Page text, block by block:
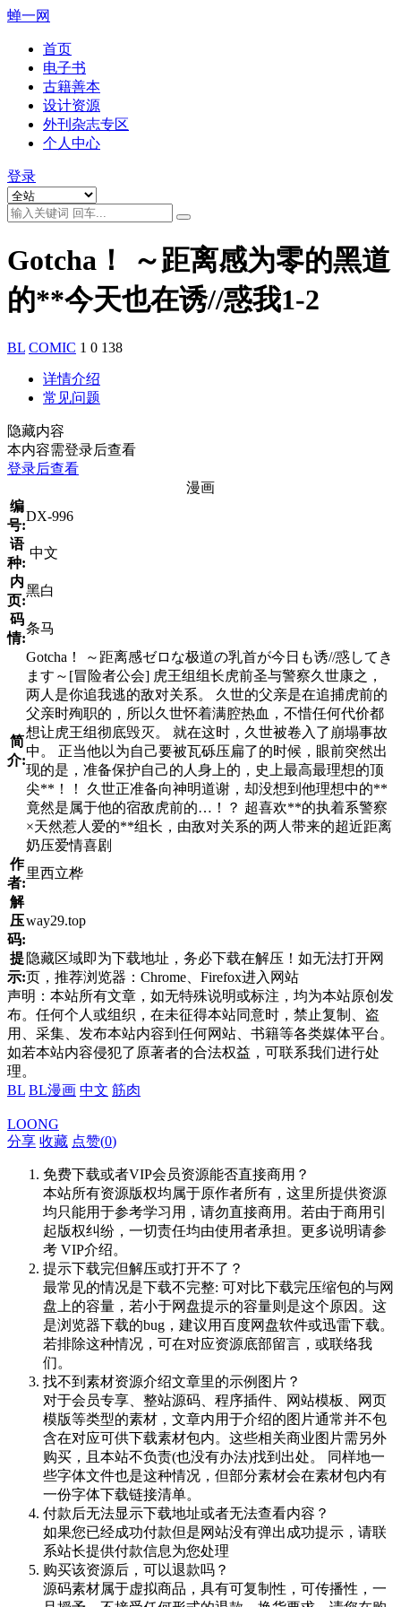
蝉一网
首页
电子书
古籍善本
设计资源
外刊杂志专区
个人中心
登录
Gotcha！ ～距离感为零的黑道
的**今天也在诱//惑我1-2
BL COMIC 1 0 138
详情介绍
常见问题
隐藏内容
本内容需登录后查看
登录后查看
漫画
编
号:
DX-996
语
种:
中文
内
页:
黑白
码
情:
条马
简
介:
Gotcha！ ～距离感ゼロな极道の乳首が今日も诱//惑してき
ます～[冒险者公会] 虎王组组长虎前圣与警察久世康之，
两人是你追我逃的敌对关系。 久世的父亲是在追捕虎前的
父亲时殉职的，所以久世怀着满腔热血，不惜任何代价都
想让虎王组彻底毁灭。 就在这时，久世被卷入了崩塌事故
中。 正当他以为自己要被瓦砾压扁了的时候，眼前突然出
现的是，准备保护自己的人身上的，史上最高最理想的顶
尖**！！ 久世正准备向神明道谢，却没想到他理想中的**
竟然是属于他的宿敌虎前的…！？ 超喜欢**的执着系警察
×天然惹人爱的**组长，由敌对关系的两人带来的超近距离
奶压爱情喜剧
作
者:
里西立桦
解
压
码:
way29.top
提
示:
隐藏区域即为下载地址，务必下载在解压！如无法打开网
页，推荐浏览器：Chrome、Firefox进入网站
声明：本站所有文章，如无特殊说明或标注，均为本站原创发
布。任何个人或组织，在未征得本站同意时，禁止复制、盗
用、采集、发布本站内容到任何网站、书籍等各类媒体平台。
如若本站内容侵犯了原著者的合法权益，可联系我们进行处
理。
BL BL漫画 中文 筋肉
LOONG
分享 收藏 点赞(0)
免费下载或者VIP会员资源能否直接商用？
本站所有资源版权均属于原作者所有，这里所提供资源
均只能用于参考学习用，请勿直接商用。若由于商用引
起版权纠纷，一切责任均由使用者承担。更多说明请参
考 VIP介绍。
提示下载完但解压或打开不了？
最常见的情况是下载不完整: 可对比下载完压缩包的与网
盘上的容量，若小于网盘提示的容量则是这个原因。这
是浏览器下载的bug，建议用百度网盘软件或迅雷下载。
若排除这种情况，可在对应资源底部留言，或联络我
们。
找不到素材资源介绍文章里的示例图片？
对于会员专享、整站源码、程序插件、网站模板、网页
模版等类型的素材，文章内用于介绍的图片通常并不包
含在对应可供下载素材包内。这些相关商业图片需另外
购买，且本站不负责(也没有办法)找到出处。 同样地一
些字体文件也是这种情况，但部分素材会在素材包内有
一份字体下载链接清单。
付款后无法显示下载地址或者无法查看内容？
如果您已经成功付款但是网站没有弹出成功提示，请联
系站长提供付款信息为您处理
购买该资源后，可以退款吗？
源码素材属于虚拟商品，具有可复制性，可传播性，一